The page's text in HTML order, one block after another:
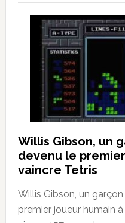
Willis Gibson, un
devenu le
vaincre Tetris
Willis Gibson, un
premier joueur humain